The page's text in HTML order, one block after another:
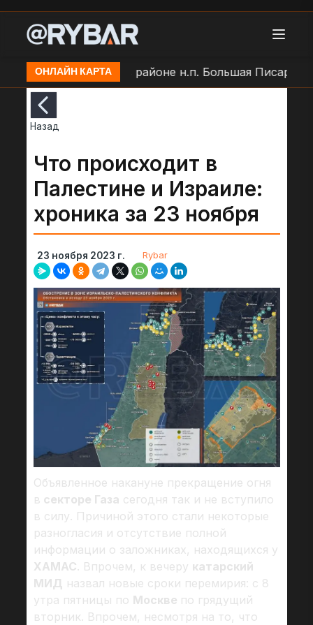
ОНЛАЙН КАРТА
позиции ВСУ в районе н.п. Большая Писаревка
Назад
Что происходит в
Палестине и Израиле:
хроника за 23 ноября
23 ноября 2023 г. Rybar
Объявленное накануне прекращение огня
в секторе Газа сегодня так и не вступило
в силу. Причиной этого стали некоторые
разногласия и отсутствие полной
информации о заложниках, находящихся у
ХАМАС. Впрочем, к вечеру катарский
МИД назвал новые сроки перемирия: с 8
утра пятницы по Москве по грядущий
вторник. Впрочем, несмотря на то, что